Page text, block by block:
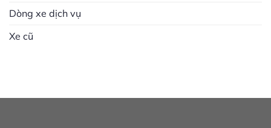
Dòng xe dịch vụ
Xe cũ